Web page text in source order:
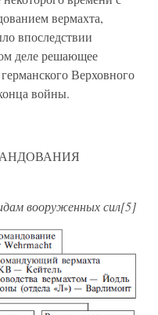
вермахта,
впоследствии
деле решающее
Верховного
войны.
вооруженных сил[5]